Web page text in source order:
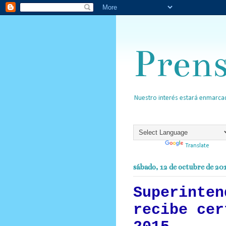
Nuestro interés estará
Translate
sábado, 12 de octubre de
recibe